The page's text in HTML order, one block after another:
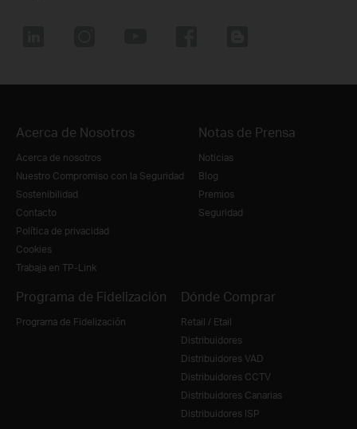
Acerca de Nosotros
Acerca de nosotros
Nuestro Compromiso con la Seguridad
Sostenibilidad
Contacto
Política de privacidad
Cookies
Trabaja en TP-Link
Notas de Prensa
Noticias
Blog
Premios
Seguridad
Programa de Fidelización
Programa de Fidelización
Dónde Comprar
Retail / Etail
Distribuidores
Distribuidores VAD
Distribuidores CCTV
Distribuidores Canarias
Distribuidores ISP